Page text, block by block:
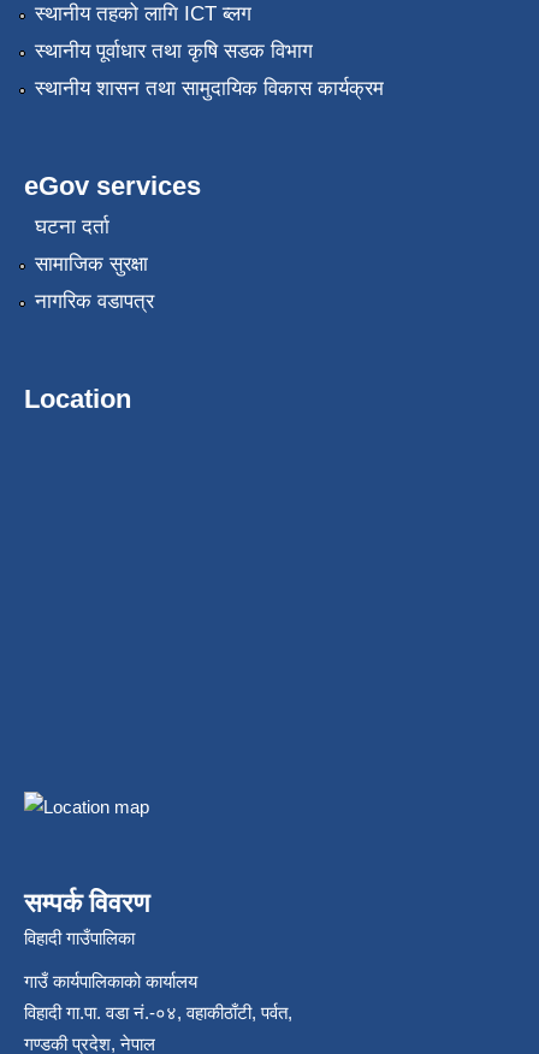
स्थानीय तहको लागि ICT ब्लग
स्थानीय पूर्वाधार तथा कृषि सडक विभाग
स्थानीय शासन तथा सामुदायिक विकास कार्यक्रम
eGov services
घटना दर्ता
सामाजिक सुरक्षा
नागरिक वडापत्र
Location
सम्पर्क विवरण
विहादी गाउँपालिका
गाउँ कार्यपालिकाको कार्यालय
विहादी गा.पा. वडा नं.-०४, वहाकीठाँटी, पर्वत,
गण्डकी प्रदेश, नेपाल